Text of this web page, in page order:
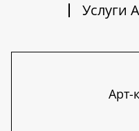
Услуги
Арт-